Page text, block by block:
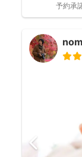
予約承